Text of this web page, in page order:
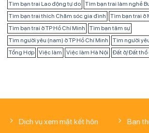
Tìm bạn trai Lao động tự do
Tìm bạn trai làm nghề
Tìm bạn trai thích Chăm sóc gia đình
Tìm bạn trai ở
Tìm bạn trai ở TP Hồ Chí Minh
Tìm bạn tâm sự
Tìm người yêu (nam) ở TP Hồ Chí Minh
Tìm người
Tổng Hợp
Việc làm Việc làm Hà Nội Đất ở/ Đất thổ
Dịch vụ xem mặt kết hôn Bạn